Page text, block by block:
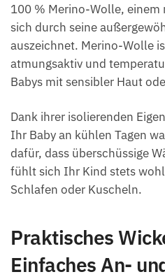
100 % Merino-Wolle,
sich durch seine
auszeichnet. Merino-Wolle
atmungsaktiv und
Babys mit sensibler Haut
Dank ihrer isolierenden
Ihr Baby an kühlen Tagen
dafür, dass überschüssige
fühlt sich Ihr Kind stets
Schlafen oder Kuscheln.
Praktisches
Einfaches An-